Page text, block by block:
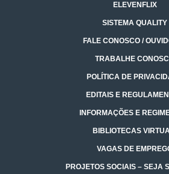
ELEVENFLIX
SISTEMA QUALITY
FALE CONOSCO /
TRABALHE
POLÍTICA DE
EDITAIS E
INFORMAÇÕES E
BIBLIOTECAS
VAGAS DE
PROJETOS SOCIAIS – SEJA